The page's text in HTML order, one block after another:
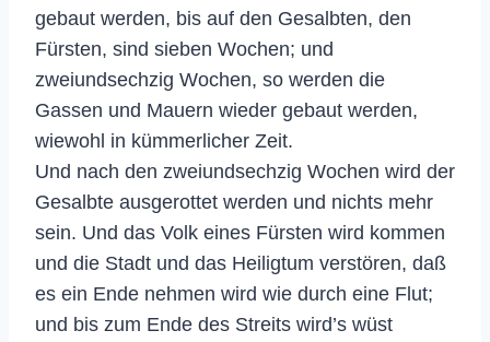
gebaut werden, bis auf den Gesalbten, den
Fürsten, sind sieben Wochen; und
zweiundsechzig Wochen, so werden die
Gassen und Mauern wieder gebaut werden,
wiewohl in kümmerlicher Zeit.
Und nach den zweiundsechzig Wochen wird der
Gesalbte ausgerottet werden und nichts mehr
sein. Und das Volk eines Fürsten wird kommen
und die Stadt und das Heiligtum verstören, daß
es ein Ende nehmen wird wie durch eine Flut;
und bis zum Ende des Streits wird’s wüst